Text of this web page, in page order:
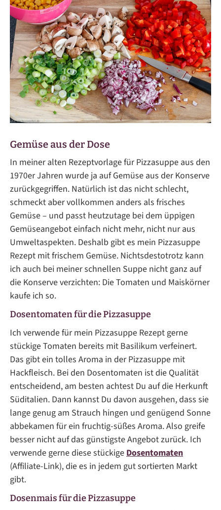
Gemüse aus der Dose
In meiner alten Rezeptvorlage für Pizzasuppe aus den
1970er Jahren wurde ja auf Gemüse aus der Konserve
zurückgegriffen. Natürlich ist das nicht schlecht,
schmeckt aber vollkommen anders als frisches
Gemüse – und passt heutzutage bei dem üppigen
Gemüseangebot einfach nicht mehr, nicht nur aus
Umweltaspekten. Deshalb gibt es mein Pizzasuppe
Rezept mit frischem Gemüse. Nichtsdestotrotz kann
ich auch bei meiner schnellen Suppe nicht ganz auf
die Konserve verzichten: Die Tomaten und Maiskörner
kaufe ich so.
Dosentomaten für die Pizzasuppe
Ich verwende für mein Pizzasuppe Rezept gerne
stückige Tomaten bereits mit Basilikum verfeinert.
Das gibt ein tolles Aroma in der Pizzasuppe mit
Hackfleisch. Bei den Dosentomaten ist die Qualität
entscheidend, am besten achtest Du auf die Herkunft
Süditalien. Dann kannst Du davon ausgehen, dass sie
lange genug am Strauch hingen und genügend Sonne
abbekamen für ein fruchtig-süßes Aroma. Also greife
besser nicht auf das günstigste Angebot zurück. Ich
verwende gerne diese stückigeDosentomaten
(Affiliate-Link), die es in jedem gut sortierten Markt
gibt.
Dosenmais für die Pizzasuppe